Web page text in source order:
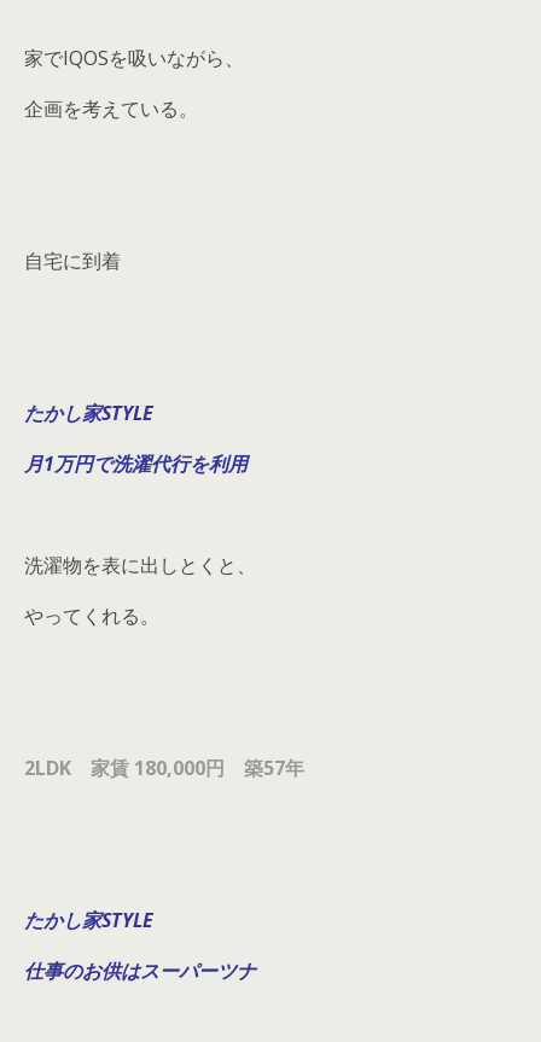
家でIQOSを吸いながら、
企画を考えている。
自宅に到着
たかし家STYLE
月1万円で洗濯代行を利用
洗濯物を表に出しとくと、
やってくれる。
2LDK 家賃 180,000円 築57年
たかし家STYLE
仕事のお供はスーパーツナ